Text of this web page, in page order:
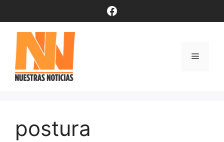
contenido
Facebook
Menú
postura